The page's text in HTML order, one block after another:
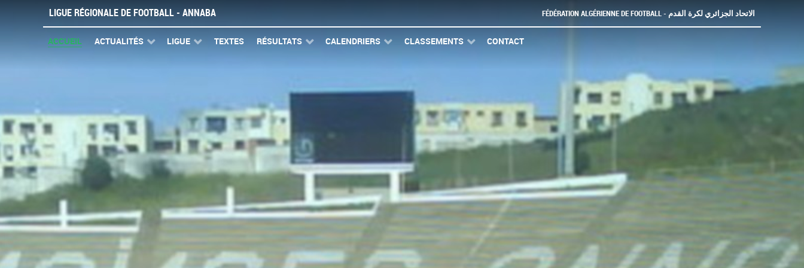
LIGUE RÉGIONALE DE FOOTBALL - ANNABA FÉDÉRATION ALGÉRIENNE DE FOOTBALL - الاتحاد الجزائري لكرة القدم
ACCUEIL ACTUALITÉS LIGUE TEXTES RÉSULTATS CALENDRIERS CLASSEMENTS CONTACT